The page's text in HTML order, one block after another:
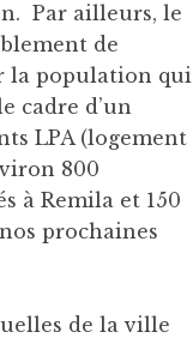
Par ailleurs, le
de
la population qui
cadre d’un
LPA (logement
800
à Remila et 150
prochaines
de la ville